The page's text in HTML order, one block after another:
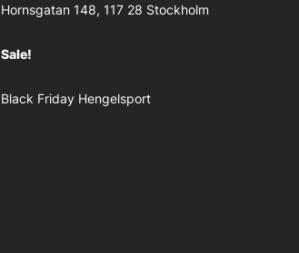
Hornsgatan 148, 117 28 Stockholm
Sale!
Black Friday Hengelsport